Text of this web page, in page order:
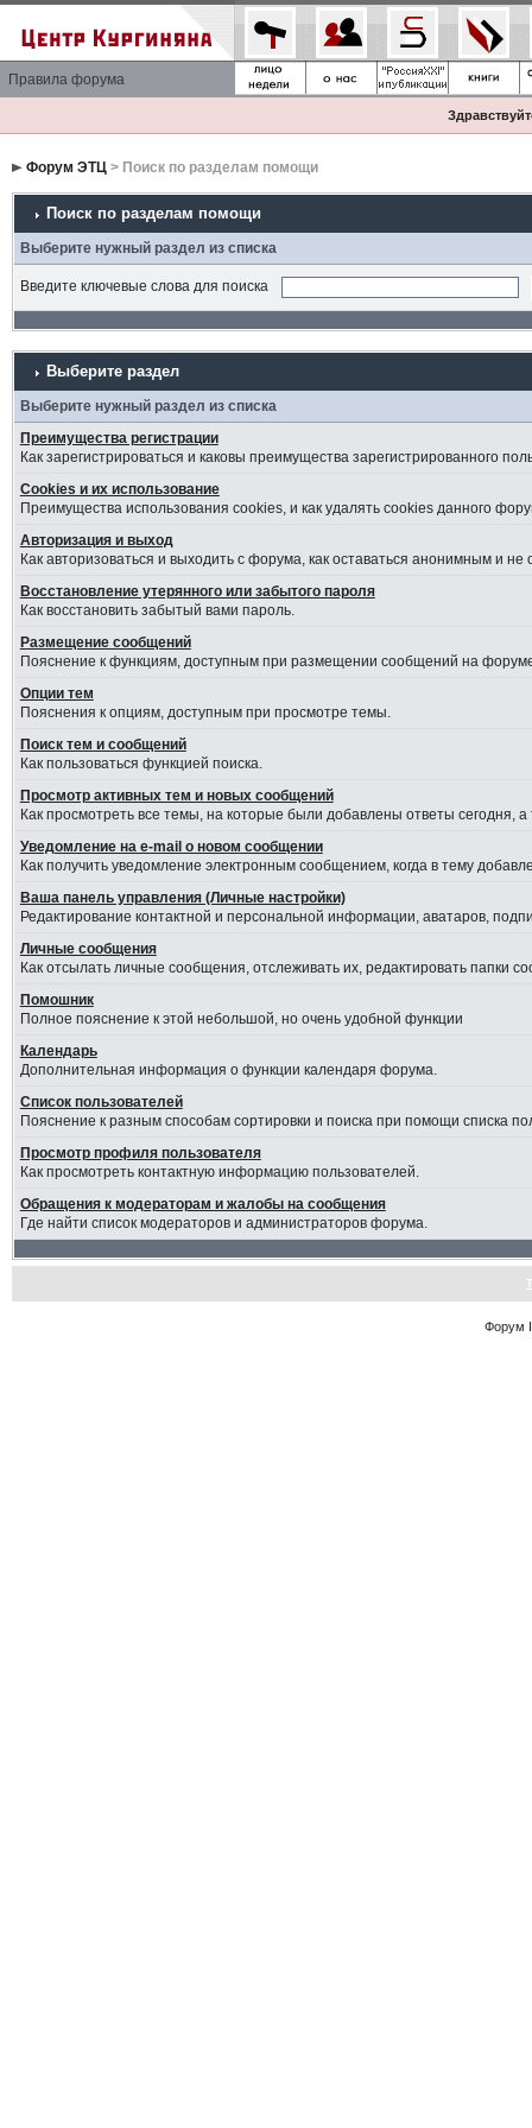
Правила форума
Форум ЭТЦ> Поиск по разделам помощи
Поиск по разделам помощи
Выберите нужный раздел из списка
Введите ключевые слова для поиска
Выберите раздел
Выберите нужный раздел из списка
Преимущества регистрации
Как зарегистрироваться и каковы преимущества зарегистрированного
Cookies и их использование
Преимущества использования cookies, и как удалять cookies данного
Авторизация и выход
Как авторизоваться и выходить с форума, как оставаться анонимным и
Восстановление утерянного или забытого пароля
Как восстановить забытый вами пароль.
Размещение сообщений
Пояснение к функциям, доступным при размещении сообщений на
Опции тем
Пояснения к опциям, доступным при просмотре темы.
Поиск тем и сообщений
Как пользоваться функцией поиска.
Просмотр активных тем и новых сообщений
Как просмотреть все темы, на которые были добавлены ответы сегодня,
Уведомление на е-mail о новом сообщении
Как получить уведомление электронным сообщением, когда в тему
Ваша панель управления (Личные настройки)
Редактирование контактной и персональной информации, аватаров,
Личные сообщения
Как отсылать личные сообщения, отслеживать их, редактировать папки
Помошник
Полное пояснение к этой небольшой, но очень удобной функции
Календарь
Дополнительная информация о функции календаря форума.
Список пользователей
Пояснение к разным способам сортировки и поиска при помощи списка
Просмотр профиля пользователя
Как просмотреть контактную информацию пользователей.
Обращения к модераторам и жалобы на сообщения
Где найти список модераторов и администраторов форума.
Форум